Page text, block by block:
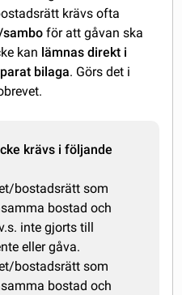
krävs ofta
för att gåvan ska
kan lämnas direkt i
bilaga. Görs det i
krävs i följande
bostadsrätt som
bostad och
inte gjorts till
eller gåva.
bostadsrätt som
bostad och